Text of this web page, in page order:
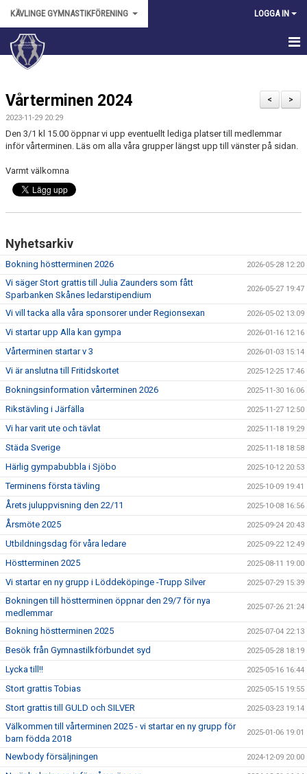
KÄVLINGE GYMNASTIKFÖRENING LOGGA IN
HEM
NYHETER
OM FÖRENINGEN
BILDGALLERI
DOKUMENT
FÖRENINGSKLÄDER
VÅRA LEDARE
GDPR
KONTAKT
>
<
Vårterminen 2024
2023-11-29 20:29
Den 3/1 kl 15.00 öppnar vi upp eventuellt lediga platser till medlemmar
inför vårterminen. Läs om alla våra grupper längst upp till vänster på sidan.
Varmt välkomna
Nyhetsarkiv
Bokning höstterminen 2026 2026-05-28 12:20
Vi säger Stort grattis till Julia Zaunders som fått
Sparbanken Skånes ledarstipendium
2026-05-27 19:47
Vi vill tacka alla våra sponsorer under Regionsexan 2026-05-02 13:09
Vi startar upp Alla kan gympa 2026-01-16 12:16
Vårterminen startar v 3 2026-01-03 15:14
Vi är anslutna till Fritidskortet 2025-12-25 17:46
Bokningsinformation vårterminen 2026 2025-11-30 16:06
Rikstävling i Järfälla 2025-11-27 12:50
Vi har varit ute och tävlat 2025-11-18 19:29
Städa Sverige 2025-11-18 18:58
Härlig gympabubbla i Sjöbo 2025-10-12 20:53
Terminens första tävling 2025-10-09 19:41
Årets juluppvisning den 22/11 2025-10-08 16:56
Årsmöte 2025 2025-09-24 20:43
Utbildningsdag för våra ledare 2025-09-22 12:49
Höstterminen 2025 2025-08-11 19:00
Vi startar en ny grupp i Löddeköpinge -Trupp Silver 2025-07-29 15:39
Bokningen till höstterminen öppnar den 29/7 för nya
medlemmar
2025-07-26 21:24
Bokning höstterminen 2025 2025-07-04 22:13
Besök från Gymnastilkförbundet syd 2025-05-28 18:19
Lycka till!! 2025-05-16 16:44
Stort grattis Tobias 2025-05-15 19:55
Stort grattis till GULD och SILVER 2025-03-23 19:14
Välkommen till vårterminen 2025 - vi startar en ny grupp för
barn födda 2018
2025-01-06 19:01
Newbody försäljningen 2024-12-09 20:00